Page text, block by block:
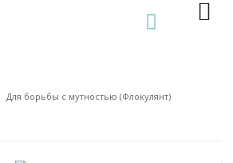
Для борьбы с мутностью (Флокулянт)